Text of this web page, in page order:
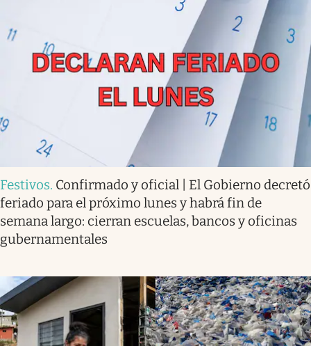
Festivos. Confirmado y oficial | El Gobierno decretó
feriado para el próximo lunes y habrá fin de
semana largo: cierran escuelas, bancos y oficinas
gubernamentales